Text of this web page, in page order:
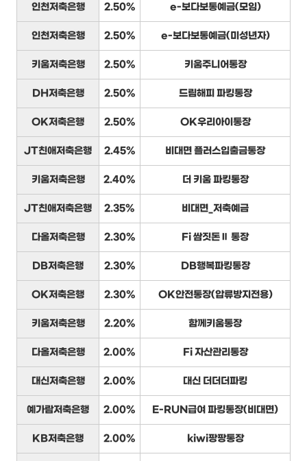
인천저축은행 2.50% e-보다보통예금(모임)
인천저축은행 2.50% e-보다보통예금(미성년자)
키움저축은행 2.50% 키움주니어통장
DH저축은행 2.50% 드림해피 파킹통장
OK저축은행 2.50% OK우리아이통장
JT친애저축은행 2.45% 비대면 플러스입출금통장
키움저축은행 2.40% 더 키움 파킹통장
JT친애저축은행 2.35% 비대면_저축예금
다올저축은행 2.30% Fi 쌈짓돈Ⅱ 통장
DB저축은행 2.30% DB행복파킹통장
OK저축은행 2.30% OK안전통장(압류방지전용)
키움저축은행 2.20% 함께키움통장
다올저축은행 2.00% Fi 자산관리통장
대신저축은행 2.00% 대신 더더더파킹
예가람저축은행 2.00% E-RUN급여 파킹통장(비대면)
KB저축은행 2.00% kiwi팡팡통장